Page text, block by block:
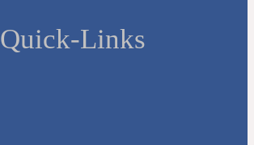
Quick-Links